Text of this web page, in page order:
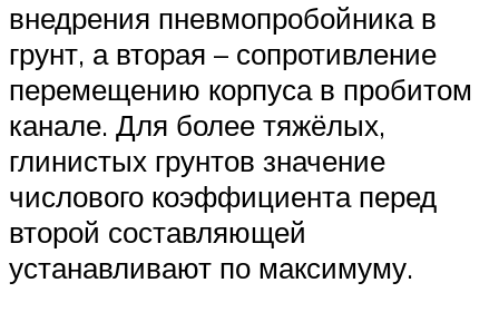
внедрения пневмопробойника в
грунт, а вторая – сопротивление
перемещению корпуса в пробитом
канале. Для более тяжёлых,
глинистых грунтов значение
числового коэффициента перед
второй составляющей
устанавливают по максимуму.